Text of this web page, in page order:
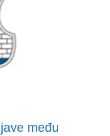
među